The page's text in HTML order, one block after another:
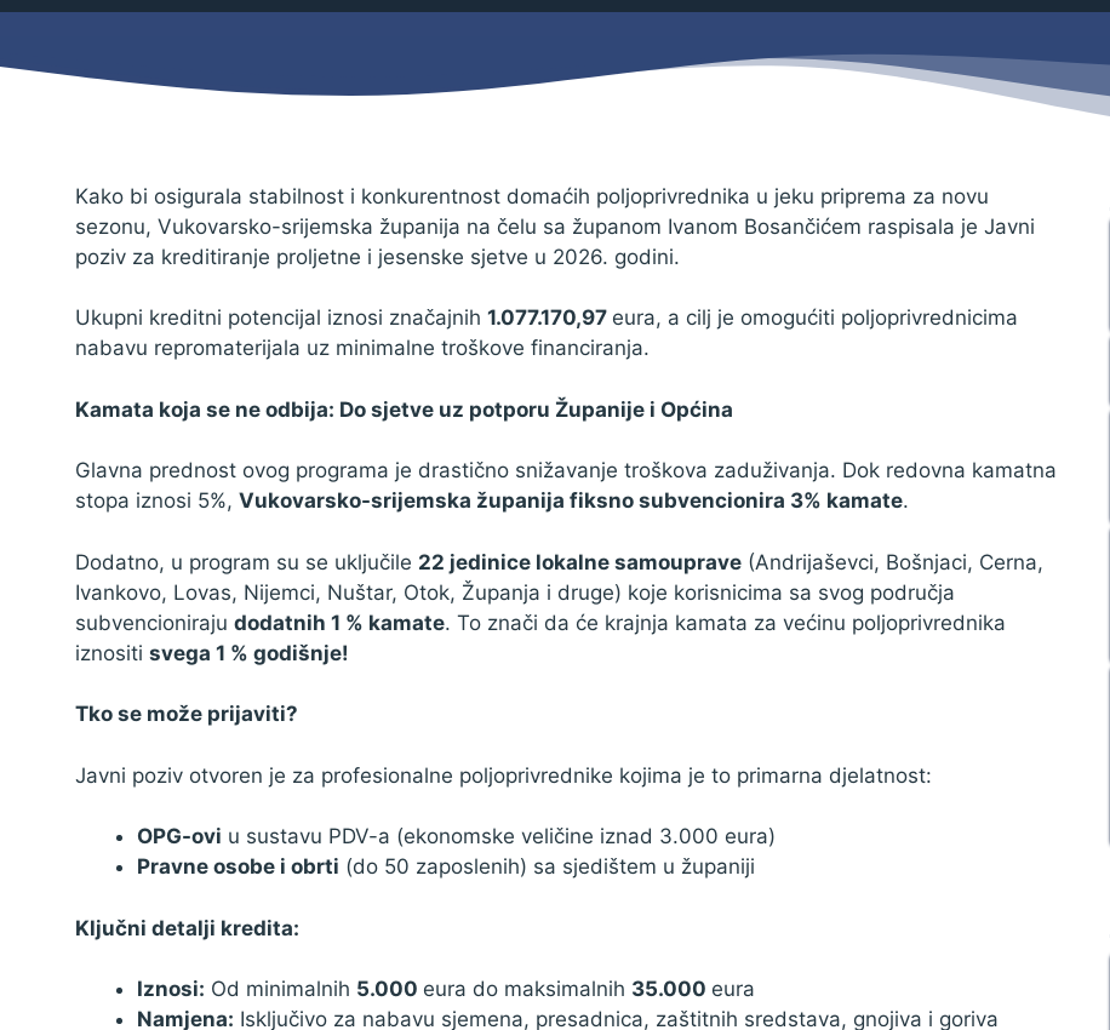
Izbori
Savjetovanja s javnošću
Procedure
Službeni vjesnik
Sponzorstva i donacije
Otvoreni podaci
Ostali dokumenti
Pravo na pristup informacijama
Izjava o pristupačnosti
Zaštita podataka
Zahtjevi i obrasci
Kako bi osigurala stabilnost i konkurentnost domaćih poljoprivrednika u jeku priprema za novu
sezonu, Vukovarsko-srijemska županija na čelu sa županom Ivanom Bosančićem raspisala je Javni
poziv za kreditiranje proljetne i jesenske sjetve u 2026. godini.
Ukupni kreditni potencijal iznosi značajnih 1.077.170,97 eura, a cilj je omogućiti poljoprivrednicima
nabavu repromaterijala uz minimalne troškove financiranja.
Kamata koja se ne odbija: Do sjetve uz potporu Županije i Općina
Glavna prednost ovog programa je drastično snižavanje troškova zaduživanja. Dok redovna kamatna
stopa iznosi 5%, Vukovarsko-srijemska županija fiksno subvencionira 3% kamate.
Dodatno, u program su se uključile 22 jedinice lokalne samouprave (Andrijaševci, Bošnjaci, Cerna,
Ivankovo, Lovas, Nijemci, Nuštar, Otok, Županja i druge) koje korisnicima sa svog područja
subvencioniraju dodatnih 1 % kamate. To znači da će krajnja kamata za većinu poljoprivrednika
iznositi svega 1 % godišnje!
Tko se može prijaviti?
Javni poziv otvoren je za profesionalne poljoprivrednike kojima je to primarna djelatnost:
OPG-ovi u sustavu PDV-a (ekonomske veličine iznad 3.000 eura)
Pravne osobe i obrti (do 50 zaposlenih) sa sjedištem u županiji
Ključni detalji kredita:
Iznosi: Od minimalnih 5.000 eura do maksimalnih 35.000 eura
Namjena: Isključivo za nabavu sjemena, presadnica, zaštitnih sredstava, gnojiva i goriva